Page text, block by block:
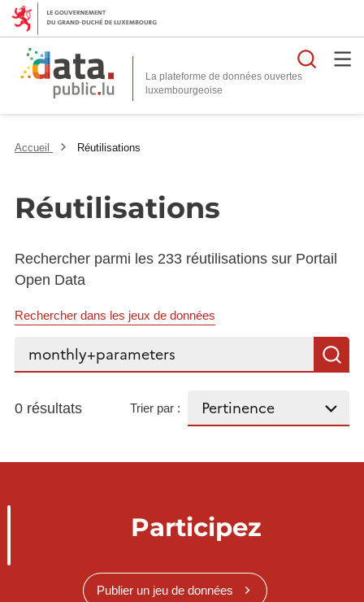
La plateforme de données ouvertes
Accueil Réutilisations
Réutilisations
Rechercher parmi les 233 réutilisations sur Portail
Open Data
Rechercher dans les jeux de données
Rechercher...
0 résultats Trier par :
Participez
Publier un jeu de données